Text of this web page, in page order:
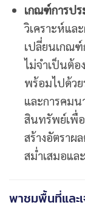
เกณฑ์การป
วิเคราะห์แล
เปลี่ยนเกณ
ไม่จำเป็นต้
พร้อมไปด้ว
และการคม
สินทรัพย์เพื่
สร้างอัตราผ
สม่ำเสมอแ
พาชมพื้นที่และ